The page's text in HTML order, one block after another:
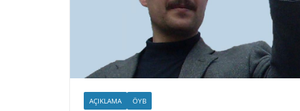
AÇIKLAMA ÖYB